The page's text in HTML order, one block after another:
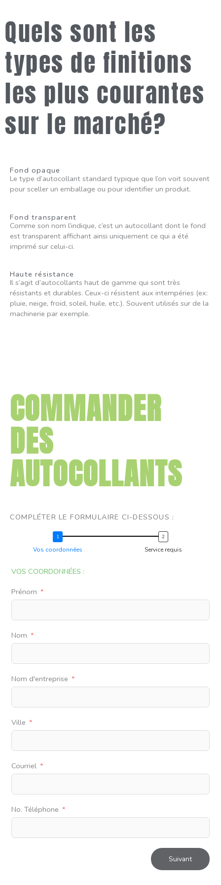
Quels sont les
types de finitions
les plus courantes
sur le marché?
Fond opaque
Le type d’autocollant standard typique que l’on voit souvent
pour sceller un emballage ou pour identifier un produit.
Fond transparent
Comme son nom l’indique, c’est un autocollant dont le fond
est transparent affichant ainsi uniquement ce qui a été
imprimé sur celui-ci.
Haute résistance
Il s’agit d’autocollants haut de gamme qui sont très
résistants et durables. Ceux-ci résistent aux intempéries (ex:
pluie, neige, froid, soleil, huile, etc.). Souvent utilisés sur de la
machinerie par exemple.
COMMANDER
DES
AUTOCOLLANTS
COMPLÉTER LE FORMULAIRE CI-DESSOUS :
Vos coordonnées Service requis
VOS COORDONNÉES :
Prénom
Nom
Nom d'entreprise
Ville
Courriel
No. Téléphone
Suivant